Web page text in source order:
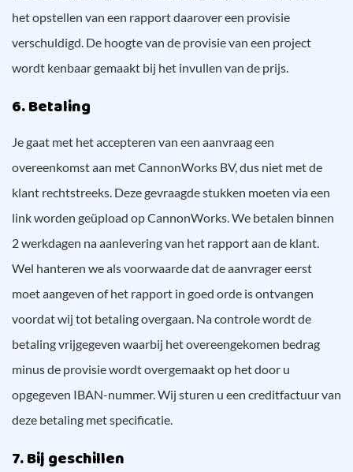
het opstellen van een rapport daarover een provisie
verschuldigd. De hoogte van de provisie van een project
wordt kenbaar gemaakt bij het invullen van de prijs.
6. Betaling
Je gaat met het accepteren van een aanvraag een
overeenkomst aan met CannonWorks BV, dus niet met de
klant rechtstreeks. Deze gevraagde stukken moeten via een
link worden geüpload op CannonWorks. We betalen binnen
2 werkdagen na aanlevering van het rapport aan de klant.
Wel hanteren we als voorwaarde dat de aanvrager eerst
moet aangeven of het rapport in goed orde is ontvangen
voordat wij tot betaling overgaan. Na controle wordt de
betaling vrijgegeven waarbij het overeengekomen bedrag
minus de provisie wordt overgemaakt op het door u
opgegeven IBAN-nummer. Wij sturen u een creditfactuur van
deze betaling met specificatie.
7. Bij geschillen